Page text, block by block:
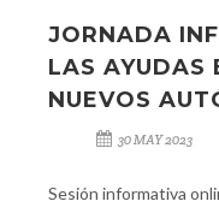
JORNADA
LAS AYUDAS
NUEVOS
30 MAY 2023
Sesión informativa